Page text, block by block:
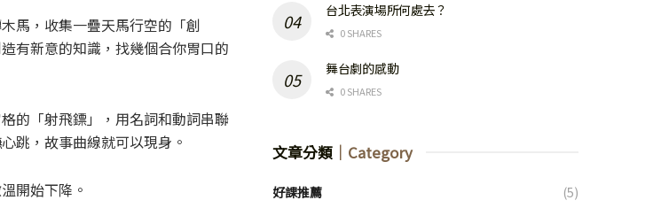
馬，收集一疊天馬行空的「創
有新意的知識，找幾個合你胃口的
的「射飛鏢」，用名詞和動詞串聯
跳，故事曲線就可以現身。
開始下降。
台北表演場所何處去？
0 SHARES
舞台劇的感動
0 SHARES
文章分類 ｜Category
好課推薦
(5)